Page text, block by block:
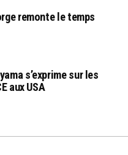
remonte le temps
s’exprime sur les
aux USA